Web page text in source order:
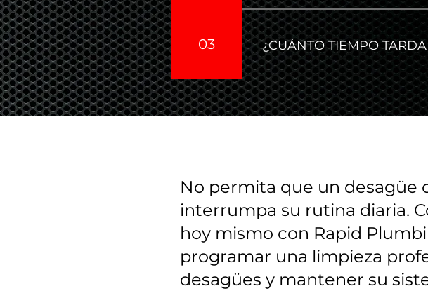
La limpieza regular de
eliminar grasa, residuos y
bloqueos. Al mantener las
y reducir el riesgo de
03 ¿CUÁNTO TIEMPO
La duración de la limpieza
sistema de plomería, la
limpieza. En general, la
No permita que un desagüe
interrumpa su rutina diaria.
hoy mismo con Rapid
programar una limpieza
desagües y mantener su